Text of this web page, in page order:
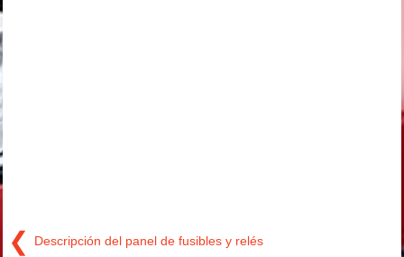
❮ Descripción del panel de fusibles y relés